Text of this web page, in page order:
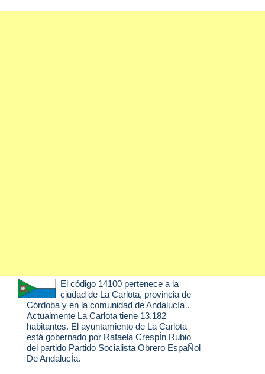
El código 14100 pertenece a la
ciudad de La Carlota, provincia de
Córdoba y en la comunidad de Andalucía .
Actualmente La Carlota tiene 13.182
habitantes. El ayuntamiento de La Carlota
está gobernado por Rafaela CrespÍn Rubio
del partido Partido Socialista Obrero EspaÑol
De AndalucÍa.